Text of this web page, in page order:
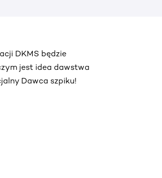
DKMS będzie
jest idea dawstwa
Dawca szpiku!